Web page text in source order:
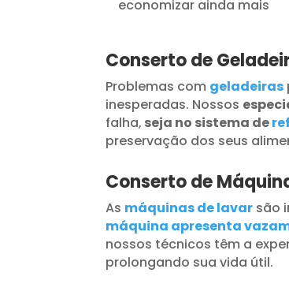
economizar ainda mais
Conserto de
Problemas com geladeiras
inesperadas. Nossos
falha, seja no sistema de
preservação dos seus
Conserto de
As máquinas de lavar são
máquina apresenta
nossos técnicos têm a
prolongando sua vida útil.